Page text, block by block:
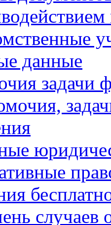
данные
задачи
случаев